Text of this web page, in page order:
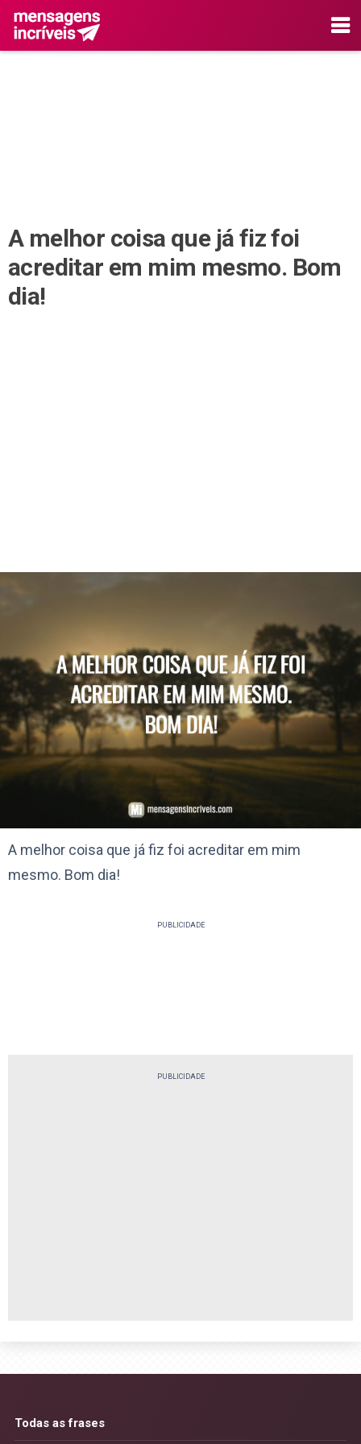
A melhor coisa que já fiz foi
acreditar em mim mesmo. Bom
dia!
A melhor coisa que já fiz foi acreditar em mim
mesmo. Bom dia!
PUBLICIDADE
PUBLICIDADE
Todas as frases